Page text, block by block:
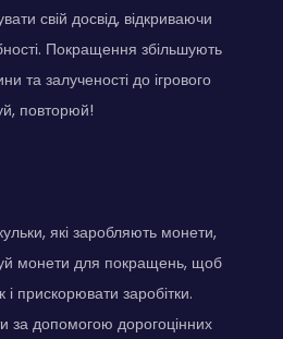
свій досвід, відкриваючи
Покращення збільшують
та залученості до ігрового
повторюй!
які заробляють монети,
монети для покращень, щоб
прискорювати заробітки.
за допомогою дорогоцінних